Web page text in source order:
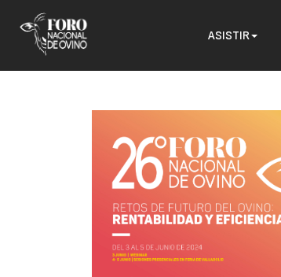
ASISTIR